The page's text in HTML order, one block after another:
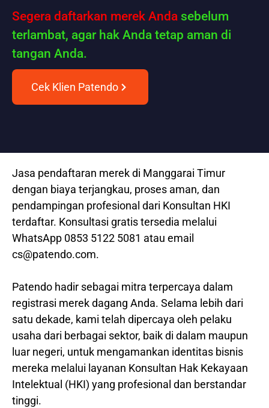
Segera daftarkan merek Anda sebelum
terlambat, agar hak Anda tetap aman di
tangan Anda.
Cek Klien Patendo
Jasa pendaftaran merek di Manggarai Timur
dengan biaya terjangkau, proses aman, dan
pendampingan profesional dari Konsultan HKI
terdaftar. Konsultasi gratis tersedia melalui
WhatsApp 0853 5122 5081 atau email
cs@patendo.com.
Patendo hadir sebagai mitra terpercaya dalam
registrasi merek dagang Anda. Selama lebih dari
satu dekade, kami telah dipercaya oleh pelaku
usaha dari berbagai sektor, baik di dalam maupun
luar negeri, untuk mengamankan identitas bisnis
mereka melalui layanan Konsultan Hak Kekayaan
Intelektual (HKI) yang profesional dan berstandar
tinggi.